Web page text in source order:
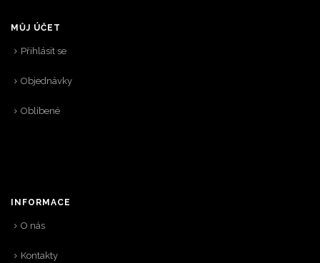
MŮJ ÚČET
Přihlásit se
Objednávky
Oblíbené
INFORMACE
O nás
Kontakty